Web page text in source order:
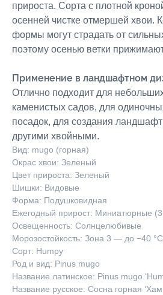
прироста. Сорта с плотной
осенней чистке отмершей хвои.
формы могут страдать от
поэтому осенью ветки
Применение в ландшафтном
Отлично подходит для
каменистых садов, для
посадок, для создания
другими хвойными.
Вид: mugo (горная)
Окрас хвои: Зеленый
Цвет прироста: Зеленый
Шишки: Видовые
Форма: Подушковидная
Ежегодный прирост: Миниатюрные
Освещенность: Солнцелюбивые
Морозостойкость: Зона 3 — до −40 °C
Сорт: Humpy
Род и вид: Pinus mugo
Название латинское: Pinus mugo
Название русское: Сосна горная